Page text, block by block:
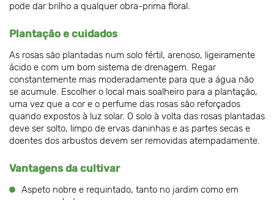
pode dar brilho a qualquer obra-prima floral.
Plantação e cuidados
As rosas são plantadas num solo fértil, arenoso, ligeiramente
ácido e com um bom sistema de drenagem. Regar
constantemente mas moderadamente para que a água não
se acumule. Escolher o local mais soalheiro para a plantação,
uma vez que a cor e o perfume das rosas são reforçados
quando expostos à luz solar. O solo à volta das rosas plantadas
deve ser solto, limpo de ervas daninhas e as partes secas e
doentes dos arbustos devem ser removidas atempadamente.
Vantagens da cultivar
Aspeto nobre e requintado, tanto no jardim como em